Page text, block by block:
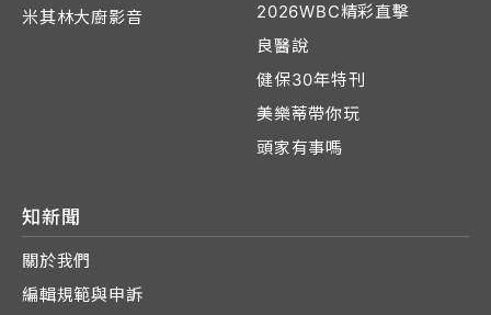
米其林大廚影音
2026WBC精彩直擊
良醫說
健保30年特刊
美樂蒂帶你玩
頭家有事嗎
知新聞
關於我們
編輯規範與申訴